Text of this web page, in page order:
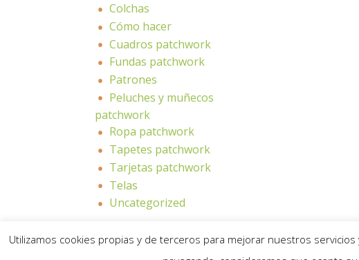
Colchas
Cómo hacer
Cuadros patchwork
Fundas patchwork
Patrones
Peluches y muñecos
patchwork
Ropa patchwork
Tapetes patchwork
Tarjetas patchwork
Telas
Uncategorized
Utilizamos cookies propias y de terceros para mejorar nuestros